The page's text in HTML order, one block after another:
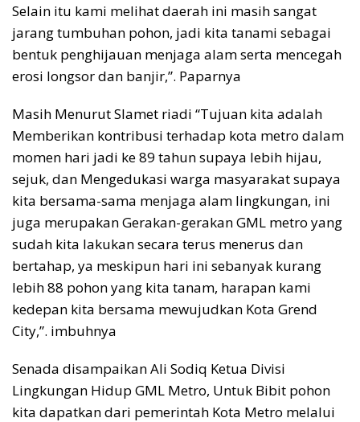
Selain itu kami melihat daerah ini masih sangat
jarang tumbuhan pohon, jadi kita tanami sebagai
bentuk penghijauan menjaga alam serta mencegah
erosi longsor dan banjir,”. Paparnya
Masih Menurut Slamet riadi “Tujuan kita adalah
Memberikan kontribusi terhadap kota metro dalam
momen hari jadi ke 89 tahun supaya lebih hijau,
sejuk, dan Mengedukasi warga masyarakat supaya
kita bersama-sama menjaga alam lingkungan, ini
juga merupakan Gerakan-gerakan GML metro yang
sudah kita lakukan secara terus menerus dan
bertahap, ya meskipun hari ini sebanyak kurang
lebih 88 pohon yang kita tanam, harapan kami
kedepan kita bersama mewujudkan Kota Grend
City,”. imbuhnya
Senada disampaikan Ali Sodiq Ketua Divisi
Lingkungan Hidup GML Metro, Untuk Bibit pohon
kita dapatkan dari pemerintah Kota Metro melalui